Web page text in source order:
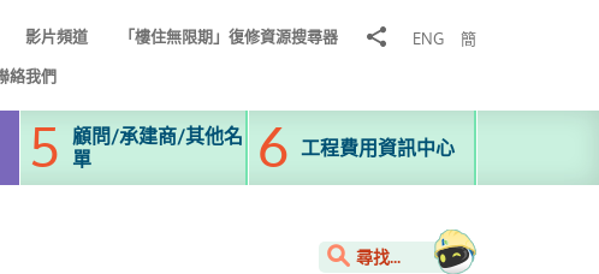
影片頻道 「樓住無限期」復修資源搜尋器
分
ENG 簡
絡我們
顧問/承建商/其他名
單
工程費用資訊中心
尋找...